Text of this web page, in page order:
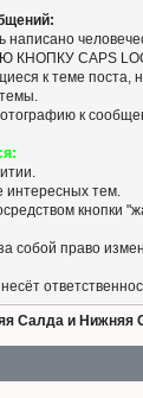
КНОПКУ CAPS
к теме поста,
к
интересных тем.
кнопки
собой право
Салда и Нижняя